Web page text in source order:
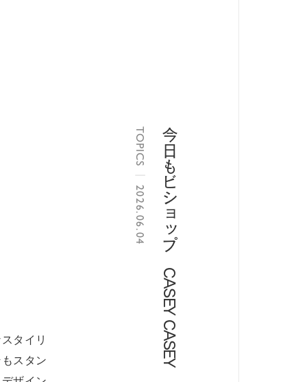
タイリ
スタン
TOPICS
|
2026.06.04